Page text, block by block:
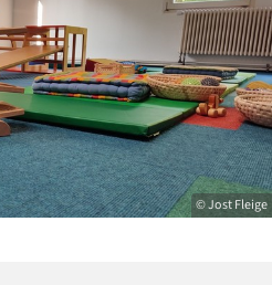
© Jost Fleige